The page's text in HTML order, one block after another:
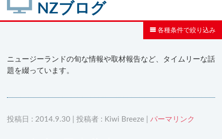
NZブログ
各種条件で絞り込み
ニュージーランドの旬な情報や取材報告など、タイムリーな話
題を綴っています。
投稿日 : 2014.9.30 | 投稿者 : Kiwi Breeze | パーマリンク